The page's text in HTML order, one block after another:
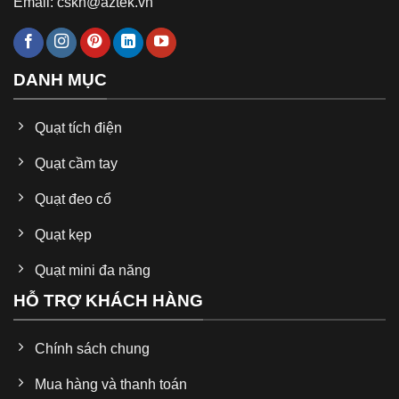
Quạt cầm tay đa năng nhỏ gọn Jisulife FA49 30
DANH MỤC
Quạt tích điện
Quạt cầm tay
Quạt đeo cổ
Quạt kẹp
Quạt mini đa năng
HỖ TRỢ KHÁCH HÀNG
Chính sách chung
Mua hàng và thanh toán